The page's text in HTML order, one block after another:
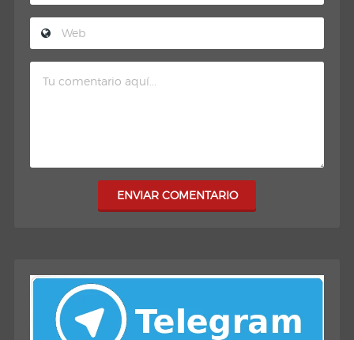
ENVIAR COMENTARIO